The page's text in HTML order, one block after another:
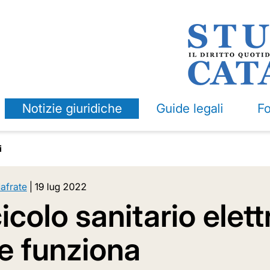
Notizie giuridiche Guide legali
19 lug 2022
sanitario
funziona